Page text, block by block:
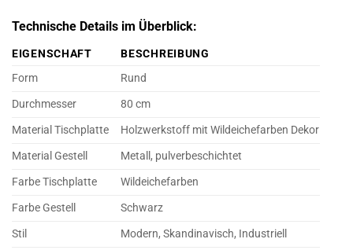
Technische Details im Überblick:
EIGENSCHAFT
BESCHREIBUNG
Form
Rund
Durchmesser
80 cm
Material Tischplatte
Holzwerkstoff mit Wildeichefarben Dekor
Material Gestell
Metall, pulverbeschichtet
Farbe Tischplatte
Wildeichefarben
Farbe Gestell
Schwarz
Stil
Modern, Skandinavisch, Industriell